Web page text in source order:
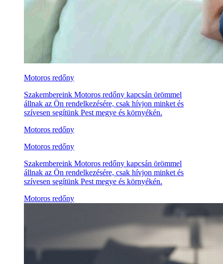
Motoros redőny
Szakembereink Motoros redőny kapcsán örömmel
állnak az Ön rendelkezésére, csak hívjon minket és
szívesen segítünk Pest megye és környékén.
Motoros redőny
Motoros redőny
Szakembereink Motoros redőny kapcsán örömmel
állnak az Ön rendelkezésére, csak hívjon minket és
szívesen segítünk Pest megye és környékén.
Motoros redőny